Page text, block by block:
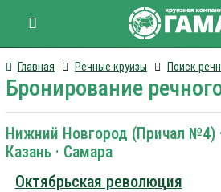
Главная Речные круизы Поиск
Бронирование
Нижний Новгород (Причал №4)
Казань · Самара
Октябрьская революция